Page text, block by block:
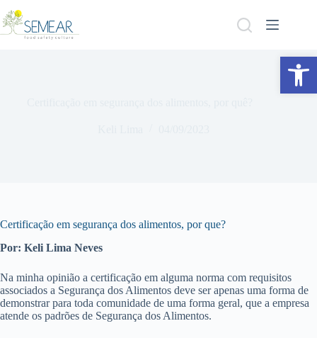
Abrir a barra de ferramentas
Certificação em segurança dos alimentos, por que?
Por: Keli Lima Neves
Na minha opinião a certificação em alguma norma com requisitos
associados a Segurança dos Alimentos deve ser apenas uma forma de
demonstrar para toda comunidade de uma forma geral, que a empresa
atende os padrões de Segurança dos Alimentos.